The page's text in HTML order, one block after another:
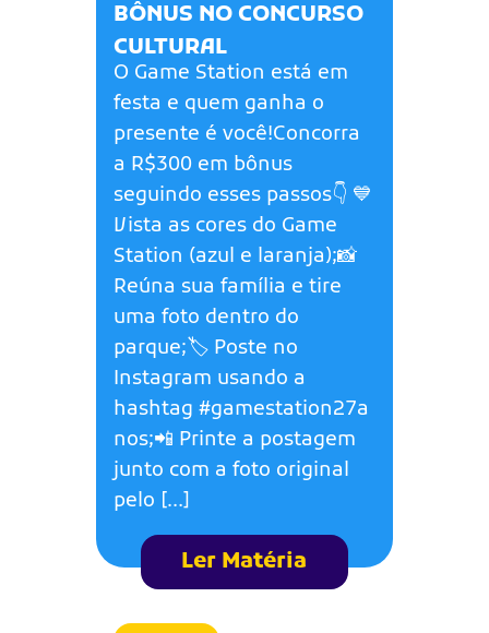
BÔNUS NO CONCURSO
CULTURAL
O Game Station está em
festa e quem ganha o
presente é você!Concorra
a R$300 em bônus
seguindo esses passos👇 💙
Vista as cores do Game
Station (azul e laranja);📸
Reúna sua família e tire
uma foto dentro do
parque;🏷️ Poste no
Instagram usando a
hashtag #gamestation27a
nos;📲 Printe a postagem
junto com a foto original
pelo […]
Ler Matéria